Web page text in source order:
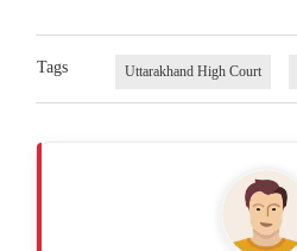
Tags Uttarakhand High Court